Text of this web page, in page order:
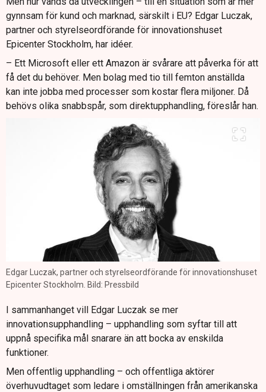
gynnsam för kund och marknad, särskilt i EU? Edgar Luczak,
partner och styrelseordförande för innovationshuset
Epicenter Stockholm, har idéer.
– Ett Microsoft eller ett Amazon är svårare att påverka för att
få det du behöver. Men bolag med tio till femton anställda
kan inte jobba med processer som kostar flera miljoner. Då
behövs olika snabbspår, som direktupphandling, föreslår han.
Edgar Luczak, partner och styrelseordförande för innovationshuset
Epicenter Stockholm. Bild: Pressbild
I sammanhanget vill Edgar Luczak se mer
innovationsupphandling – upphandling som syftar till att
uppnå specifika mål snarare än att bocka av enskilda
funktioner.
Men offentlig upphandling – och offentliga aktörer
överhuvudtaget som ledare i omställningen från amerikanska